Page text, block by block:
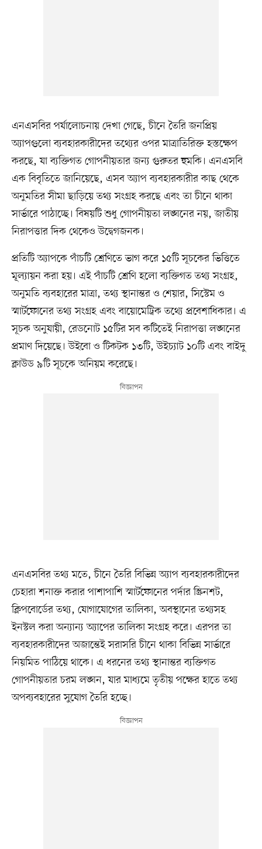
এনএসবির পর্যালোচনায় দেখা গেছে, চীনে তৈরি জনপ্রিয়
অ্যাপগুলো ব্যবহারকারীদের তথ্যের ওপর মাত্রাতিরিক্ত হস্তক্ষেপ
করছে, যা ব্যক্তিগত গোপনীয়তার জন্য গুরুতর হুমকি। এনএসবি
এক বিবৃতিতে জানিয়েছে, এসব অ্যাপ ব্যবহারকারীর কাছ থেকে
অনুমতির সীমা ছাড়িয়ে তথ্য সংগ্রহ করছে এবং তা চীনে থাকা
সার্ভারে পাঠাচ্ছে। বিষয়টি শুধু গোপনীয়তা লঙ্ঘনের নয়, জাতীয়
নিরাপত্তার দিক থেকেও উদ্বেগজনক।
প্রতিটি অ্যাপকে পাঁচটি শ্রেণিতে ভাগ করে ১৫টি সূচকের ভিত্তিতে
মূল্যায়ন করা হয়। এই পাঁচটি শ্রেণি হলো ব্যক্তিগত তথ্য সংগ্রহ,
অনুমতি ব্যবহারের মাত্রা, তথ্য স্থানান্তর ও শেয়ার, সিস্টেম ও
স্মার্টফোনের তথ্য সংগ্রহ এবং বায়োমেট্রিক তথ্যে প্রবেশাধিকার। এ
সূচক অনুযায়ী, রেডনোট ১৫টির সব কটিতেই নিরাপত্তা লঙ্ঘনের
প্রমাণ দিয়েছে। উইবো ও টিকটক ১৩টি, উইচ্যাট ১০টি এবং বাইদু
ক্লাউড ৯টি সূচকে অনিয়ম করেছে।
এনএসবির তথ্য মতে, চীনে তৈরি বিভিন্ন অ্যাপ ব্যবহারকারীদের
চেহারা শনাক্ত করার পাশাপাশি স্মার্টফোনের পর্দার স্ক্রিনশট,
ক্লিপবোর্ডের তথ্য, যোগাযোগের তালিকা, অবস্থানের তথ্যসহ
ইনস্টল করা অন্যান্য অ্যাপের তালিকা সংগ্রহ করে। এরপর তা
ব্যবহারকারীদের অজান্তেই সরাসরি চীনে থাকা বিভিন্ন সার্ভারে
নিয়মিত পাঠিয়ে থাকে। এ ধরনের তথ্য স্থানান্তর ব্যক্তিগত
গোপনীয়তার চরম লঙ্ঘন, যার মাধ্যমে তৃতীয় পক্ষের হাতে তথ্য
অপব্যবহারের সুযোগ তৈরি হচ্ছে।